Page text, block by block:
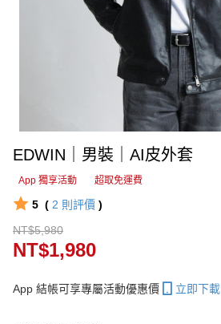
EDWIN｜男裝｜AI皮外套
App 獨享活動 超取免運費
5 ( 2 則評價 )
NT$5,980
NT$1,980
App 結帳可享專屬活動優惠價 立即下載